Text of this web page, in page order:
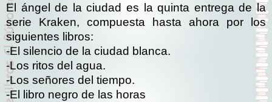
El ángel de la ciudad es la quinta entrega de la
serie Kraken, compuesta hasta ahora por los
siguientes libros:
-El silencio de la ciudad blanca.
-Los ritos del agua.
-Los señores del tiempo.
-El libro negro de las horas